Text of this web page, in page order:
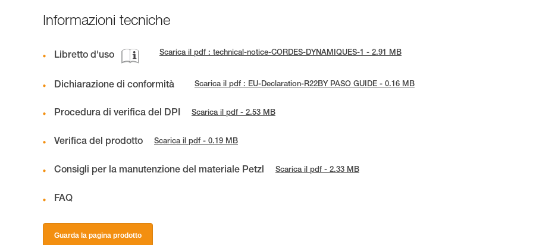
Informazioni tecniche
Libretto d'uso Scarica il pdf : technical-notice-CORDES-DYNAMIQUES-1 - 2.91 MB
Dichiarazione di conformità Scarica il pdf : EU-Declaration-R22BY PASO GUIDE - 0.16 MB
Procedura di verifica del DPI Scarica il pdf - 2.53 MB
Verifica del prodotto Scarica il pdf - 0.19 MB
Consigli per la manutenzione del materiale Petzl Scarica il pdf - 2.33 MB
FAQ
Guarda la pagina prodotto